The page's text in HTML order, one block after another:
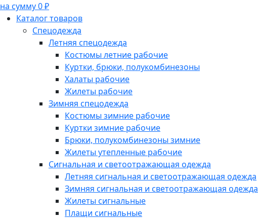
на сумму 0 ₽
Каталог товаров
Спецодежда
Летняя спецодежда
Костюмы летние рабочие
Куртки, брюки, полукомбинезоны
Халаты рабочие
Жилеты рабочие
Зимняя спецодежда
Костюмы зимние рабочие
Куртки зимние рабочие
Брюки, полукомбинезоны зимние
Жилеты утепленные рабочие
Сигнальная и светоотражающая одежда
Летняя сигнальная и светоотражающая одежда
Зимняя сигнальная и светоотражающая одежда
Жилеты сигнальные
Плащи сигнальные